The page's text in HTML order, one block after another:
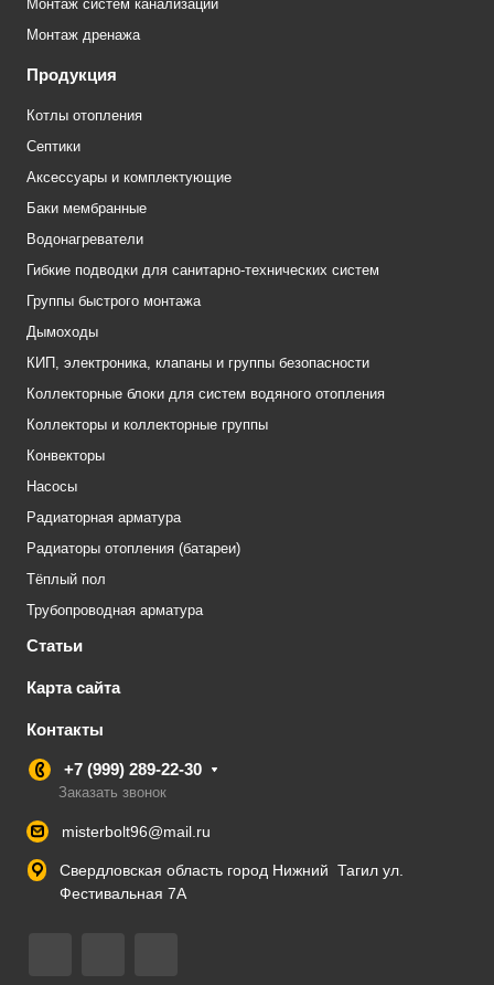
Монтаж систем канализации
Монтаж дренажа
Продукция
Котлы отопления
Септики
Аксессуары и комплектующие
Баки мембранные
Водонагреватели
Гибкие подводки для санитарно-технических систем
Группы быстрого монтажа
Дымоходы
КИП, электроника, клапаны и группы безопасности
Коллекторные блоки для систем водяного отопления
Коллекторы и коллекторные группы
Конвекторы
Насосы
Радиаторная арматура
Радиаторы отопления (батареи)
Тёплый пол
Трубопроводная арматура
Статьи
Карта сайта
Контакты
+7 (999) 289-22-30
Заказать звонок
misterbolt96@mail.ru
Свердловская область город Нижний Тагил ул.
Фестивальная 7А